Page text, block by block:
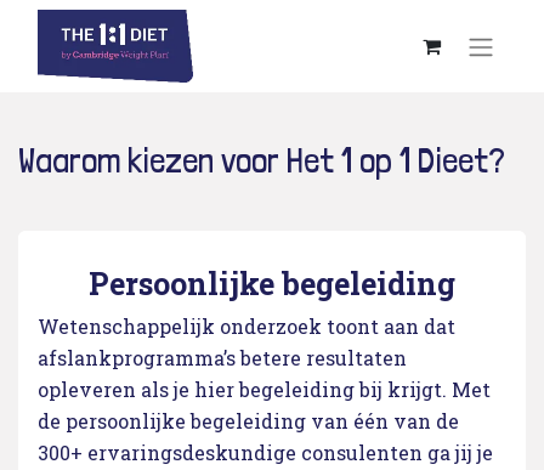
Waarom kiezen voor Het 1 op 1 Dieet?
Persoonlijke begeleiding
Wetenschappelijk onderzoek toont aan dat
afslankprogramma’s betere resultaten
opleveren als je hier begeleiding bij krijgt. Met
de persoonlijke begeleiding van één van de
300+ ervaringsdeskundige consulenten ga jij je